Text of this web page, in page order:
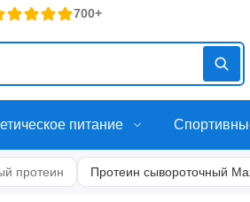
700+
питание
протеин Протеин сывороточный